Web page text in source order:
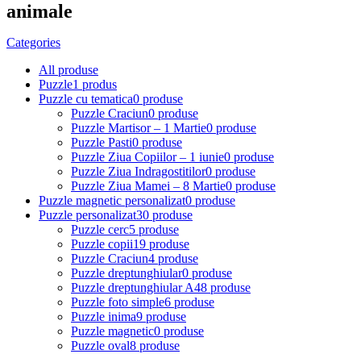
animale
Categories
All produse
Puzzle1 produs
Puzzle cu tematica0 produse
Puzzle Craciun0 produse
Puzzle Martisor – 1 Martie0 produse
Puzzle Pasti0 produse
Puzzle Ziua Copiilor – 1 iunie0 produse
Puzzle Ziua Indragostitilor0 produse
Puzzle Ziua Mamei – 8 Martie0 produse
Puzzle magnetic personalizat0 produse
Puzzle personalizat30 produse
Puzzle cerc5 produse
Puzzle copii19 produse
Puzzle Craciun4 produse
Puzzle dreptunghiular0 produse
Puzzle dreptunghiular A48 produse
Puzzle foto simple6 produse
Puzzle inima9 produse
Puzzle magnetic0 produse
Puzzle oval8 produse